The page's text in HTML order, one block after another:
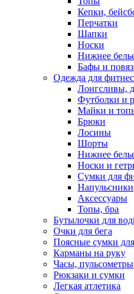
Кепки,
Перчатки
Шапки
Носки
Нижнее
Бафы и
Одежда для
Лонгсливы,
Футболки и
Майки и
Брюки
Лосины
Шорты
Нижнее
Носки и
Сумки для
Напульсники
Аксессуары
Топы, бра
Бутылочки для
Очки для бега
Поясные сумки для
Карманы на руку
Часы, пульсометры
Рюкзаки и сумки
Легкая атлетика